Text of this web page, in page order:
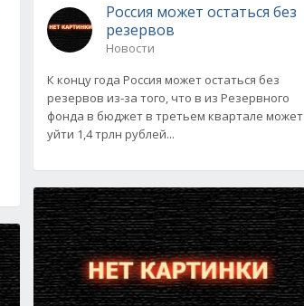
Россия может остаться без
резервов
Новости
К концу года Россия может остаться без
резервов из-за того, что в из Резервного
фонда в бюджет в третьем квартале может
уйти 1,4 трлн рублей...